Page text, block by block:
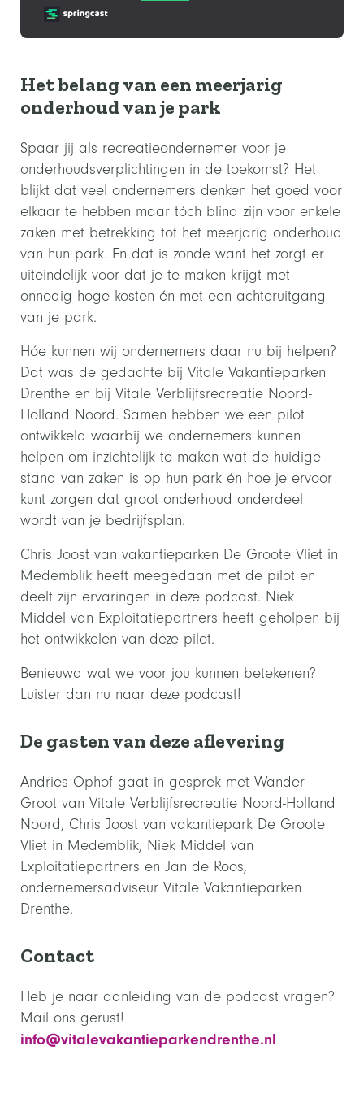
Het belang van een meerjarig
onderhoud van je park
Spaar jij als recreatieondernemer voor je
onderhoudsverplichtingen in de toekomst? Het
blijkt dat veel ondernemers denken het goed voor
elkaar te hebben maar tóch blind zijn voor enkele
zaken met betrekking tot het meerjarig onderhoud
van hun park. En dat is zonde want het zorgt er
uiteindelijk voor dat je te maken krijgt met
onnodig hoge kosten én met een achteruitgang
van je park.
Hóe kunnen wij ondernemers daar nu bij helpen?
Dat was de gedachte bij Vitale Vakantieparken
Drenthe en bij Vitale Verblijfsrecreatie Noord-
Holland Noord. Samen hebben we een pilot
ontwikkeld waarbij we ondernemers kunnen
helpen om inzichtelijk te maken wat de huidige
stand van zaken is op hun park én hoe je ervoor
kunt zorgen dat groot onderhoud onderdeel
wordt van je bedrijfsplan.
Chris Joost van vakantieparken De Groote Vliet in
Medemblik heeft meegedaan met de pilot en
deelt zijn ervaringen in deze podcast. Niek
Middel van Exploitatiepartners heeft geholpen bij
het ontwikkelen van deze pilot.
Benieuwd wat we voor jou kunnen betekenen?
Luister dan nu naar deze podcast!
De gasten van deze aflevering
Andries Ophof gaat in gesprek met Wander
Groot van Vitale Verblijfsrecreatie Noord-Holland
Noord, Chris Joost van vakantiepark De Groote
Vliet in Medemblik, Niek Middel van
Exploitatiepartners en Jan de Roos,
ondernemersadviseur Vitale Vakantieparken
Drenthe.
Contact
Heb je naar aanleiding van de podcast vragen?
Mail ons gerust!
info@vitalevakantieparkendrenthe.nl